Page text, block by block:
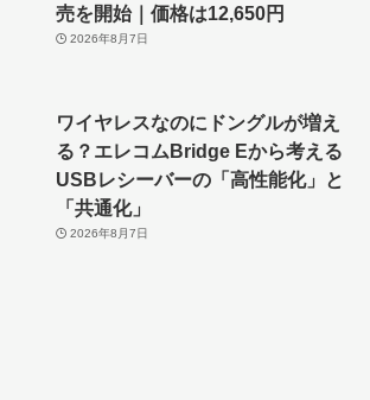
売を開始｜価格は12,650円
2026年8月7日
ワイヤレスなのにドングルが増え
る？エレコムBridge Eから考える
USBレシーバーの「高性能化」と
「共通化」
2026年8月7日